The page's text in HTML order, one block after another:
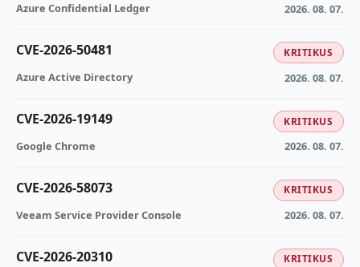
Azure Confidential Ledger 2026. 08. 07.
CVE-2026-50481 KRITIKUS
Azure Active Directory 2026. 08. 07.
CVE-2026-19149 KRITIKUS
Google Chrome 2026. 08. 07.
CVE-2026-58073 KRITIKUS
Veeam Service Provider Console 2026. 08. 07.
CVE-2026-20310 KRITIKUS